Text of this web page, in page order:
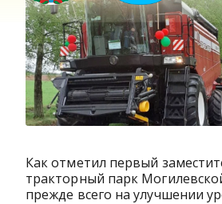
Как отметил первый
тракторный парк
прежде всего на улучшении